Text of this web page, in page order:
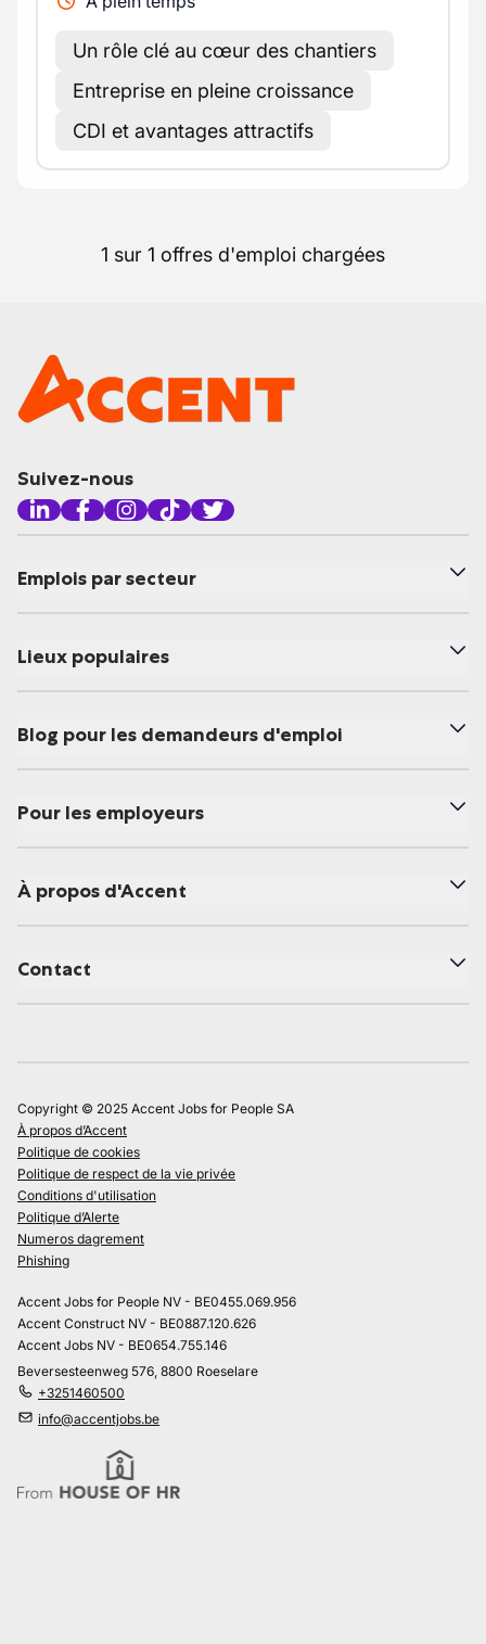
Un rôle clé au cœur des chantiers
Entreprise en pleine croissance
CDI et avantages attractifs
1 sur 1 offres d'emploi chargées
Suivez-nous
Emplois par secteur
Lieux populaires
Blog pour les demandeurs d'emploi
Pour les employeurs
À propos d'Accent
Contact
Copyright © 2025 Accent Jobs for People SA
À propos d’Accent
Politique de cookies
Politique de respect de la vie privée
Conditions d'utilisation
Politique d’Alerte
Numeros dagrement
Phishing
Accent Jobs for People NV - BE0455.069.956
Accent Construct NV - BE0887.120.626
Accent Jobs NV - BE0654.755.146
Beversesteenweg 576, 8800 Roeselare
+3251460500
info@accentjobs.be